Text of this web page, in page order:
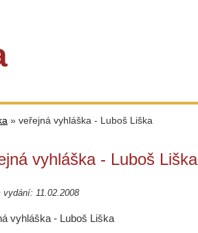
» veřejná vyhláška - Luboš Liška
vyhláška - Luboš Liška
vydání: 11.02.2008
vyhláška - Luboš Liška